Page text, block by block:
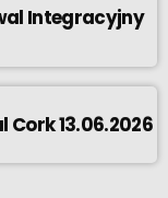
Integracyjny
Cork 13.06.2026